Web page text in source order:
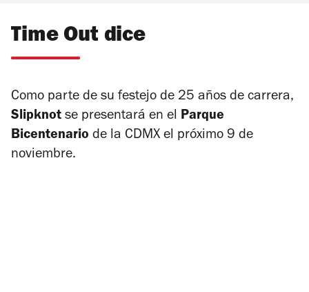
Time Out dice
Como parte de su festejo de 25 años de carrera,
Slipknot se presentará en el Parque
Bicentenario de la CDMX el próximo 9 de
noviembre.